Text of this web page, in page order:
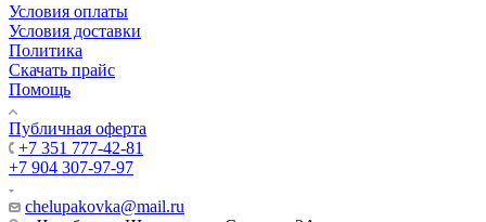
Условия оплаты
Условия доставки
Политика
Скачать прайс
Помощь
Публичная оферта
+7 351 777-42-81
+7 904 307-97-97
chelupakovka@mail.ru